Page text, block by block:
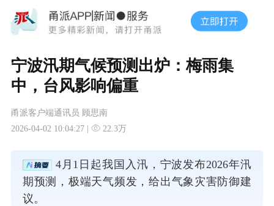
宁波汛期气候预测出炉：梅雨集
中，台风影响偏重
甬派客户端通讯员 顾思南
2026-04-02 10:04:27 |
22.3万
4月1日起我国入汛，宁波发布2026年汛
期预测，极端天气频发，给出气象灾害防御建
议。